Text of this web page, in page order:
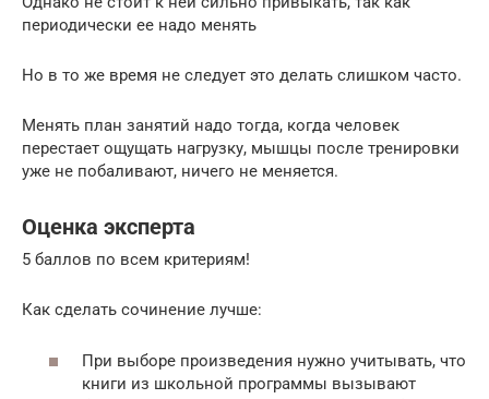
периодически ее надо менять
Но в то же время не следует это делать слишком часто.
Менять план занятий надо тогда, когда человек
перестает ощущать нагрузку, мышцы после тренировки
уже не побаливают, ничего не меняется.
Оценка эксперта
5 баллов по всем критериям!
Как сделать сочинение лучше:
При выборе произведения нужно учитывать, что
книги из школьной программы вызывают